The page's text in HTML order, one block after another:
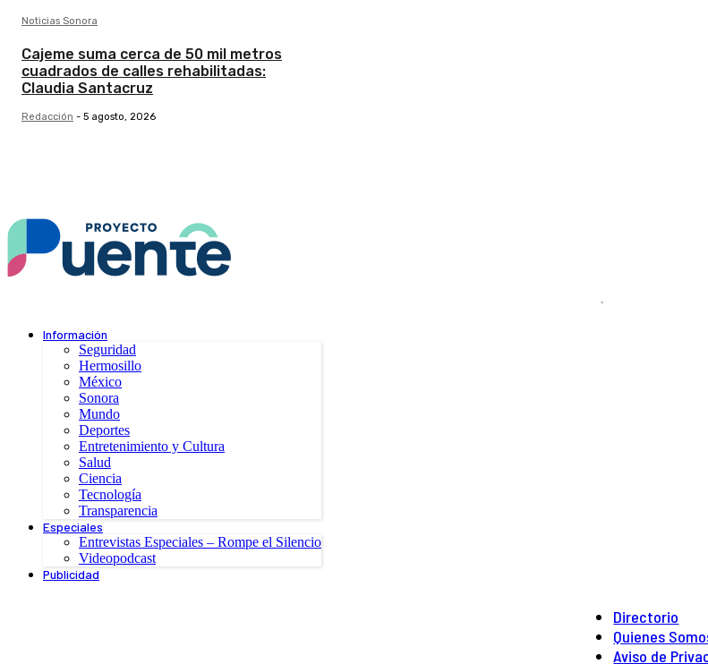
Noticias Sonora
Cajeme suma cerca de 50 mil metros
cuadrados de calles rehabilitadas:
Claudia Santacruz
Redacción - 5 agosto, 2026
.
Información
Seguridad
Hermosillo
México
Sonora
Mundo
Deportes
Entretenimiento y Cultura
Salud
Ciencia
Tecnología
Transparencia
Especiales
Entrevistas Especiales – Rompe el Silencio
Videopodcast
Publicidad
Directorio
Quienes
Aviso de